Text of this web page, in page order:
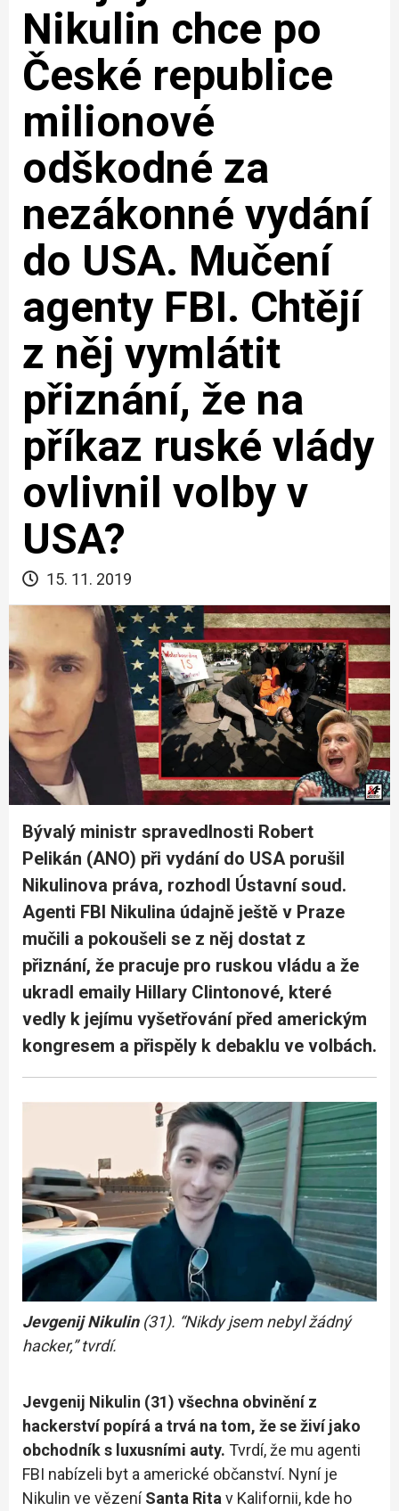
Nikulin chce po
České republice
milionové
odškodné za
nezákonné vydání
do USA. Mučení
agenty FBI. Chtějí
z něj vymlátit
přiznání, že na
příkaz ruské vlády
ovlivnil volby v
USA?
15. 11. 2019
Bývalý ministr spravedlnosti Robert
Pelikán (ANO) při vydání do USA porušil
Nikulinova práva, rozhodl Ústavní soud.
Agenti FBI Nikulina údajně ještě v Praze
mučili a pokoušeli se z něj dostat z
přiznání, že pracuje pro ruskou vládu a že
ukradl emaily Hillary Clintonové, které
vedly k jejímu vyšetřování před americkým
kongresem a přispěly k debaklu ve volbách.
Jevgenij Nikulin (31). “Nikdy jsem nebyl žádný
hacker,” tvrdí.
Jevgenij Nikulin (31) všechna obvinění z
hackerství popírá a trvá na tom, že se živí jako
obchodník s luxusními auty. Tvrdí, že mu agenti
FBI nabízeli byt a americké občanství. Nyní je
Nikulin ve vězeníSanta Rita v Kalifornii, kde ho